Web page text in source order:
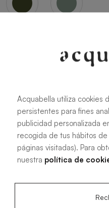
Tutte le misure
100 X 70 cm
140 X 70 cm
Acquabella utiliza cookies
persistentes para fines
publicidad personalizada
recogida de tus hábitos
páginas visitadas). Para
nuestra política de